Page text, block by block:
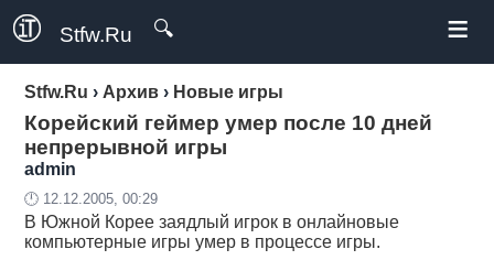
Stfw.Ru 🔍 ≡
Stfw.Ru › Архив › Новые игры
Корейский геймер умер после 10 дней
непрерывной игры
admin
🕛 12.12.2005, 00:29
В Южной Корее заядлый игрок в онлайновые
компьютерные игры умер в процессе игры.